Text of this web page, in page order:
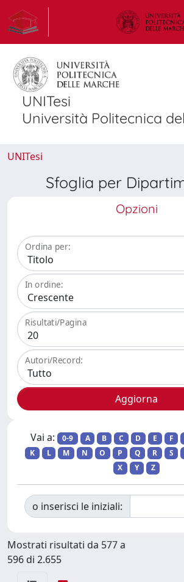
UNITesi
Università Politecnica
UNITesi
Sfoglia per
Opzioni
Ordina per:
In ordine:
Risultati/Pagina
Autori/Record:
Vai a: 0-9 A B C D E F
K
L M N O P Q R S
X
Y Z
o inserisci le iniziali:
Mostrati risultati da 577 a
596 di 2.655